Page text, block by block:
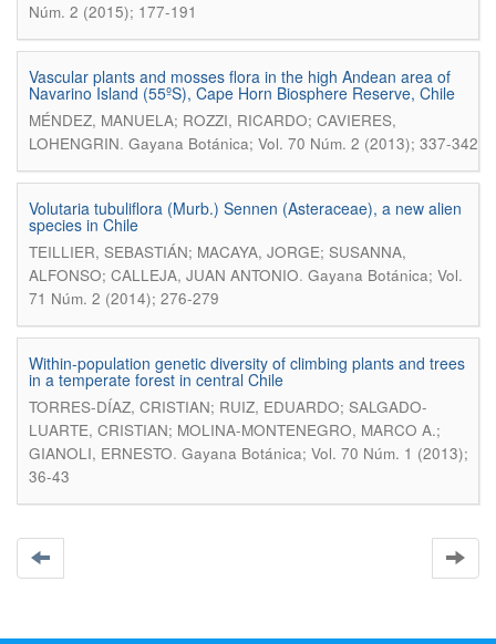
Núm. 2 (2015); 177-191
Vascular plants and mosses flora in the high Andean area of
Navarino Island (55ºS), Cape Horn Biosphere Reserve, Chile
MÉNDEZ, MANUELA; ROZZI, RICARDO; CAVIERES,
LOHENGRIN. Gayana Botánica; Vol. 70 Núm. 2 (2013); 337-342
Volutaria tubuliflora (Murb.) Sennen (Asteraceae), a new alien
species in Chile
TEILLIER, SEBASTIÁN; MACAYA, JORGE; SUSANNA,
ALFONSO; CALLEJA, JUAN ANTONIO. Gayana Botánica; Vol.
71 Núm. 2 (2014); 276-279
Within-population genetic diversity of climbing plants and trees
in a temperate forest in central Chile
TORRES-DÍAZ, CRISTIAN; RUIZ, EDUARDO; SALGADO-
LUARTE, CRISTIAN; MOLINA-MONTENEGRO, MARCO A.;
GIANOLI, ERNESTO. Gayana Botánica; Vol. 70 Núm. 1 (2013);
36-43